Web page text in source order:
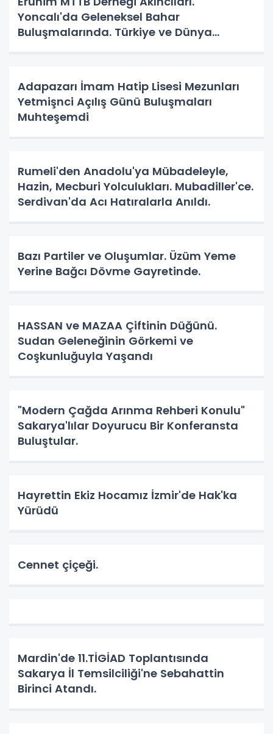
Yoncalı'da Geleneksel Bahar
Buluşmalarında. Türkiye ve Dünya
Adapazarı İmam Hatip Lisesi Mezunları
Yetmişnci Açılış Günü Buluşmaları
Muhteşemdi
Rumeli'den Anadolu'ya Mübadeleyle,
Hazin, Mecburi Yolculukları. Mubadiller'ce.
Serdivan'da Acı Hatıralarla Anıldı.
Bazı Partiler ve Oluşumlar. Üzüm Yeme
Yerine Bağcı Dövme Gayretinde.
HASSAN ve MAZAA Çiftinin Düğünü.
Sudan Geleneğinin Görkemi ve
Coşkunluğuyla Yaşandı
"Modern Çağda Arınma Rehberi Konulu"
Sakarya'lılar Doyurucu Bir Konferansta
Buluştular.
Hayrettin Ekiz Hocamız İzmir'de Hak'ka
Yürüdü
Cennet çiçeği.
Mardin'de 11.TİGİAD Toplantısında
Sakarya İl Temsilciliği'ne Sebahattin
Birinci Atandı.